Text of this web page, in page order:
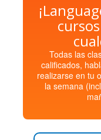
Todas las
calificados,
realizarse en tu
la semana